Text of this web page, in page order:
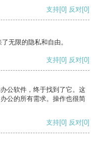
支持[0] 反对[0]
无限的隐私和自由。
支持[0] 反对[0]
公软件，终于找到了它。这
公的所有需求。操作也很简
支持[0] 反对[0]